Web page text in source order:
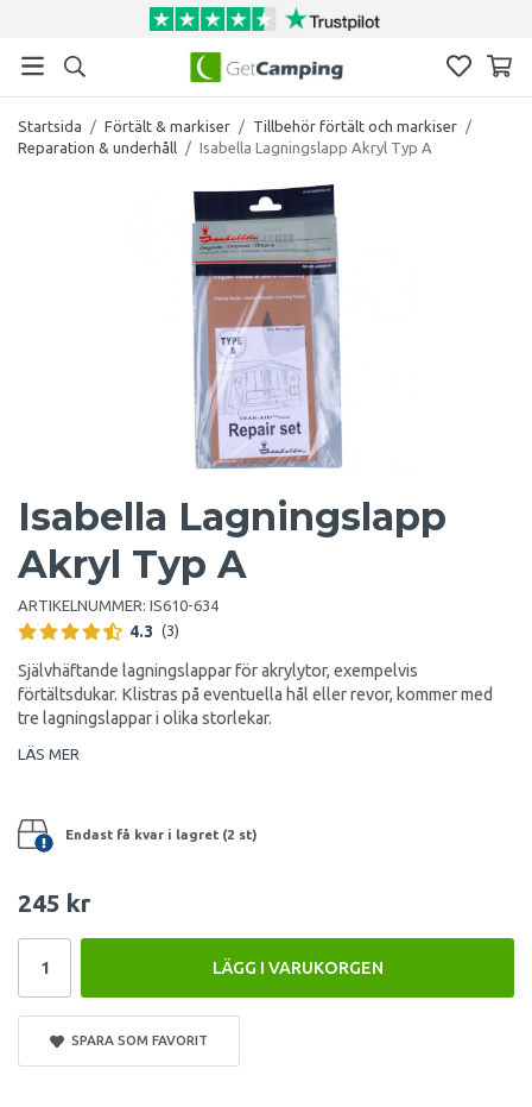
Startsida / Förtält & markiser / Tillbehör förtält och markiser /
Reparation & underhåll / Isabella Lagningslapp Akryl Typ A
Isabella Lagningslapp
Akryl Typ A
ARTIKELNUMMER: IS610-634
4.3 (3)
Självhäftande lagningslappar för akrylytor, exempelvis
förtältsdukar. Klistras på eventuella hål eller revor, kommer med
tre lagningslappar i olika storlekar.
LÄS MER
Endast få kvar i lagret (2 st)
245 kr
LÄGG I VARUKORGEN
SPARA SOM FAVORIT